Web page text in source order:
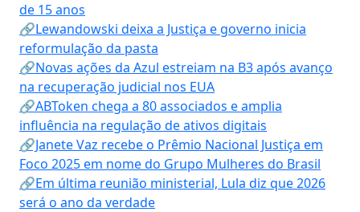
de 15 anos
🔗Lewandowski deixa a Justiça e governo inicia
reformulação da pasta
🔗Novas ações da Azul estreiam na B3 após avanço
na recuperação judicial nos EUA
🔗ABToken chega a 80 associados e amplia
influência na regulação de ativos digitais
🔗Janete Vaz recebe o Prêmio Nacional Justiça em
Foco 2025 em nome do Grupo Mulheres do Brasil
🔗Em última reunião ministerial, Lula diz que 2026
será o ano da verdade